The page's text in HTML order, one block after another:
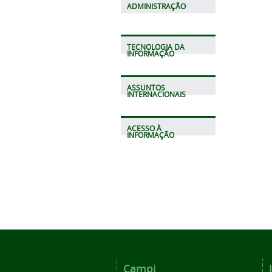
ADMINISTRAÇÃO
TECNOLOGIA DA
INFORMAÇÃO
ASSUNTOS
INTERNACIONAIS
ACESSO À
INFORMAÇÃO
Campi